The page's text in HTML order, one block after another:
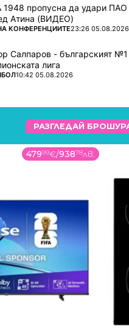
пропусна да удари ПАО
Атина (ВИДЕО)
ОТ
КОНФЕРЕНЦИИТЕ23:26 05.08.2026
Салпаров - българският №1
лига
ОТ10:42 05.08.2026
РАЗГЛЕДАЙ
47999€/93878лв.